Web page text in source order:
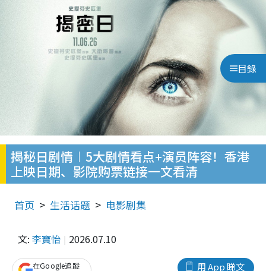
目錄
揭秘日剧情︱5大剧情看点+演员阵容！香港
上映日期、影院购票链接一文看清
首页 生活话题 电影剧集
文: 李寶怡 2026.07.10
用 App 睇文
在Google追蹤